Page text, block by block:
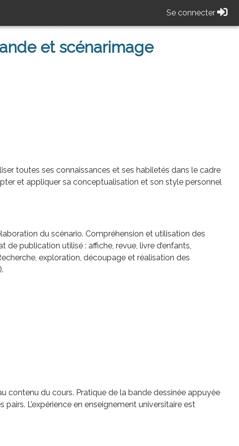
Se connecter
et scénarimage
toutes ses connaissances et ses habiletés dans le cadre
et appliquer sa conceptualisation et son style personnel
du scénario. Compréhension et utilisation des
publication utilisé : affiche, revue, livre d’enfants,
exploration, découpage et réalisation des
contenu du cours. Pratique de la bande dessinée appuyée
L’expérience en enseignement universitaire est